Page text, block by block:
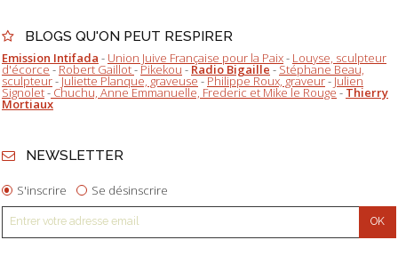
BLOGS QU'ON PEUT RESPIRER
Emission Intifada - Union Juive Française pour la Paix- Louyse, sculpteur
d'écorce-Robert Gaillot-Pikekou-Radio Bigaille-Stéphane Beau,
sculpteur-Juliette Planque, graveuse-Philippe Roux, graveur-Julien
Signolet-Chuchu, Anne Emmanuelle, Frederic et Mike le Rouge-Thierry
Mortiaux
NEWSLETTER
S'inscrire Se désinscrire